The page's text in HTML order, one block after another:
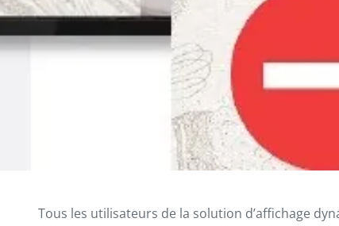
Tous les utilisateurs de la solution d’affichage